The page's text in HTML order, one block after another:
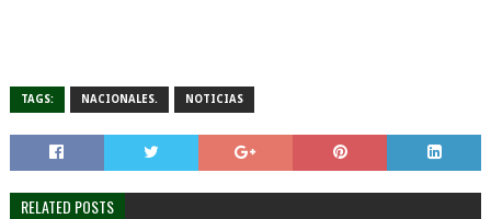
TAGS: NACIONALES. NOTICIAS
RELATED POSTS